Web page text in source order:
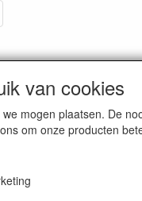
van cookies
mogen plaatsen. De
om onze producten